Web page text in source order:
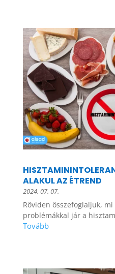
ALAKUL AZ ÉTREND
2024. 07. 07.
Röviden összefoglaljuk,
problémákkal jár a